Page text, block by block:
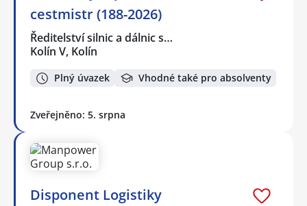
cestmistr (188-2026)
Ředitelství silnic a dálnic s…
Kolín V, Kolín
Plný úvazek Vhodné také pro absolventy
Zveřejněno: 5. srpna
Disponent Logistiky